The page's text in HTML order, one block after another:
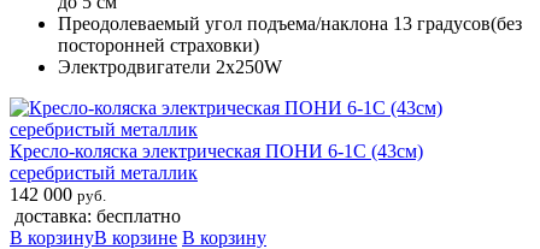
Преодолеваемый угол подъема/наклона 13 градусов(без
посторонней страховки)
Электродвигатели 2х250W
Кресло-коляска электрическая ПОНИ 6-1С (43см)
серебристый металлик
142 000 руб.
доставка: бесплатно
В корзинуВ корзине В корзину